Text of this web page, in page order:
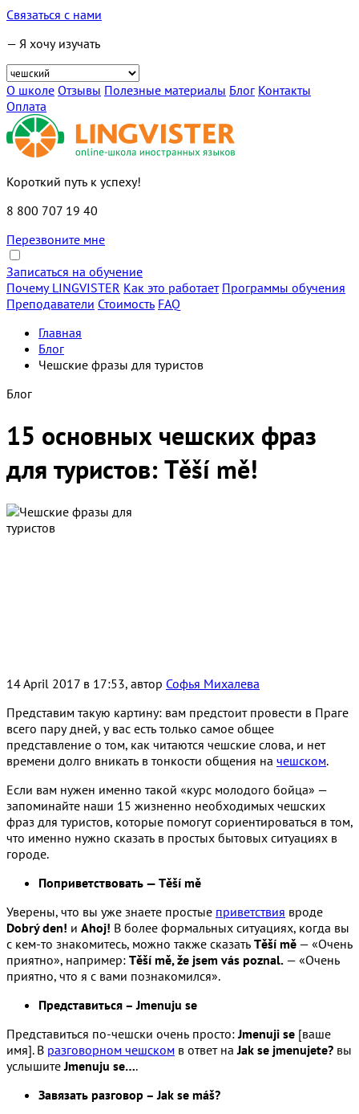
Связаться с нами
— Я хочу изучать
О школе Отзывы Полезные материалы Блог Контакты
Оплата
Короткий путь к успеху!
8 800 707 19 40
Перезвоните мне
Записаться на обучение
Почему LINGVISTER Как это работает Программы обучения
Преподаватели Стоимость FAQ
Главная
Блог
Чешские фразы для туристов
Блог
15 основных чешских фраз
для туристов: Těší mě!
14 April 2017 в 17:53, автор Софья Михалева
Представим такую картину: вам предстоит провести в Праге
всего пару дней, у вас есть только самое общее
представление о том, как читаются чешские слова, и нет
времени долго вникать в тонкости общения на чешском.
Если вам нужен именно такой «курс молодого бойца» —
запоминайте наши 15 жизненно необходимых чешских
фраз для туристов, которые помогут сориентироваться в том,
что именно нужно сказать в простых бытовых ситуациях в
городе.
Поприветствовать — Těší mě
Уверены, что вы уже знаете простые приветствия вроде
Dobrý den! и Ahoj! В более формальных ситуациях, когда вы
с кем-то знакомитесь, можно также сказать Těší mě — «Очень
приятно», например: Těší mě, že jsem vás poznal. — «Очень
приятно, что я с вами познакомился».
Представиться – Jmenuju se
Представиться по-чешски очень просто: Jmenuji se [ваше
имя]. В разговорном чешском в ответ на Jak se jmenujete? вы
услышите Jmenuju se….
Завязать разговор – Jak se máš?